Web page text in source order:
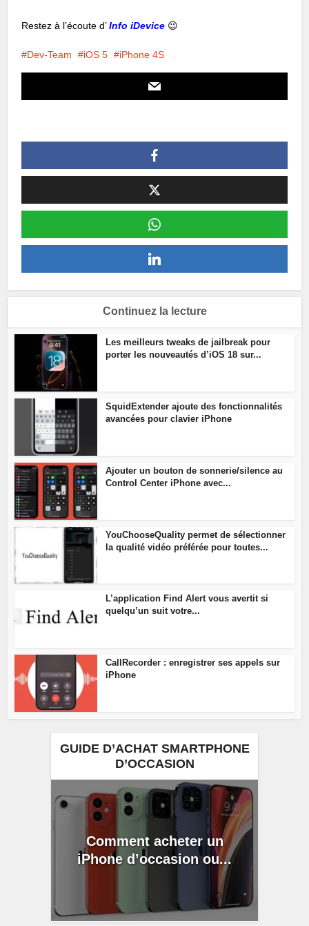
Restez à l’écoute d’Info iDevice 😉
Dev-Team iOS 5 iPhone 4S
Continuez la lecture
Les meilleurs tweaks de jailbreak pour
porter les nouveautés d’iOS 18 sur...
SquidExtender ajoute des fonctionnalités
avancées pour clavier iPhone
Ajouter un bouton de sonnerie/silence au
Control Center iPhone avec...
YouChooseQuality permet de sélectionner
la qualité vidéo préférée pour toutes...
L’application Find Alert vous avertit si
quelqu’un suit votre...
CallRecorder : enregistrer ses appels sur
iPhone
GUIDE D’ACHAT SMARTPHONE
D’OCCASION
Comment acheter un
iPhone d’occasion ou...